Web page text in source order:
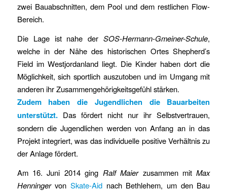
zwei Bauabschnitten, dem Pool und dem restlichen Flow-
Bereich.
Die Lage ist nahe derSOS-Hermann-Gmeiner-Schule,
welche in der Nähe des historischen Ortes Shepherd’s
Field im Westjordanland liegt. Die Kinder haben dort die
Möglichkeit, sich sportlich auszutoben und im Umgang mit
anderen ihr Zusammengehörigkeitsgefühl stärken.
Zudem haben die Jugendlichen die Bauarbeiten
unterstützt.Das fördert nicht nur ihr Selbstvertrauen,
sondern die Jugendlichen werden von Anfang an in das
Projekt integriert, was das individuelle positive Verhältnis zu
der Anlage fördert.
Am 16. Juni 2014 ging Ralf Maierzusammen mitMax
Henningervon Skate-Aidnach Bethlehem, um den Bau